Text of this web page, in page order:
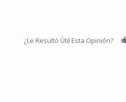
¿Le Resultó Útil Esta Opinión?